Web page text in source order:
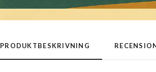
PRODUKTBESKRIVNING